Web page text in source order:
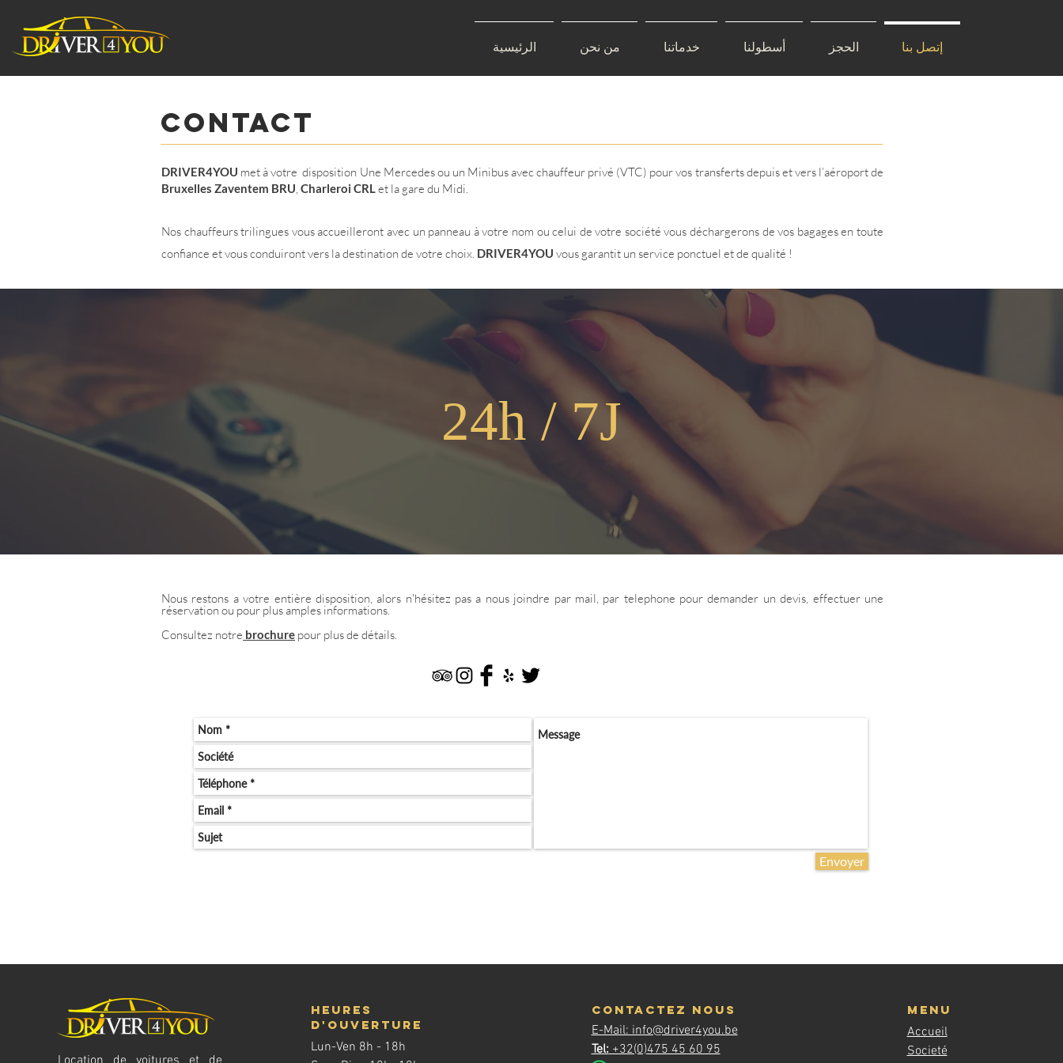
الرئيسية من نحن خدماتنا أسطولنا الحجز إتصل بنا
contact
DRIVER4YOU met à votre disposition Une Mercedes ou un Minibus avec chauffeur privé (VTC) pour vos transferts depuis et vers l’aéroport de
Bruxelles Zaventem BRU, Charleroi CRLet la gare du Midi.
Nos chauffeurs trilingues vous accueilleront avec un panneau à votre nom ou celui de votre société vous déchargerons de vos bagages en toute
confiance et vous conduiront vers la destination de votre choix. DRIVER4YOU vous garantit un service ponctuel et de qualité !
24h / 7J
Nous restons a votre entière disposition, alors n'hésitez pas a nous joindre par mail, par telephone pour demander un devis, effectuer une
réservation ou pour plus amples informations.
Consultez notre brochure pour plus de détails.
Envoyer
Heures
d'ouverture
Lun-Ven 8h - 18h
contactez nous
E-Mail: info@driver4you.be
Tel:+32(0)475 45 60 95
Menu
Accueil
Societé